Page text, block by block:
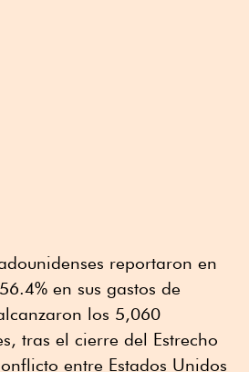
reportaron en
en sus gastos de
los 5,060
tras el cierre del Estrecho
entre Estados Unidos